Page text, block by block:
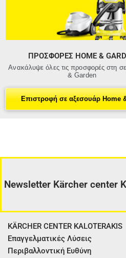
ΠΡΟΣΦΟΡΈΣ HOME &
Ανακάλυψε όλες τις προσφορές στη
& Garden
Επιστροφή σε αξεσουάρ Home
Newsletter Kärcher center
KÄRCHER CENTER KALOTERAKIS
Επαγγελματικές Λύσεις
Περιβαλλοντική Ευθύνη